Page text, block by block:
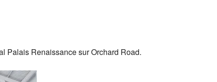
Palais Renaissance sur Orchard Road.